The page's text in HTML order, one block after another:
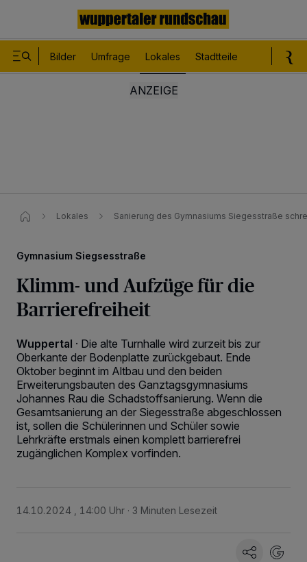
Bilder Umfrage Lokales Stadtteile
Lokales Sanierung des Gymnasiums Siegesstraße
Gymnasium Siegsesstraße
Klimm- und Aufzüge für die
Barrierefreiheit
Wuppertal · Die alte Turnhalle wird zurzeit bis zur
Oberkante der Bodenplatte zurückgebaut. Ende
Oktober beginnt im Altbau und den beiden
Erweiterungsbauten des Ganztagsgymnasiums
Johannes Rau die Schadstoffsanierung. Wenn die
Gesamtsanierung an der Siegesstraße abgeschlossen
ist, sollen die Schülerinnen und Schüler sowie
Lehrkräfte erstmals einen komplett barrierefrei
zugänglichen Komplex vorfinden.
14.10.2024 , 14:00 Uhr 3 Minuten Lesezeit